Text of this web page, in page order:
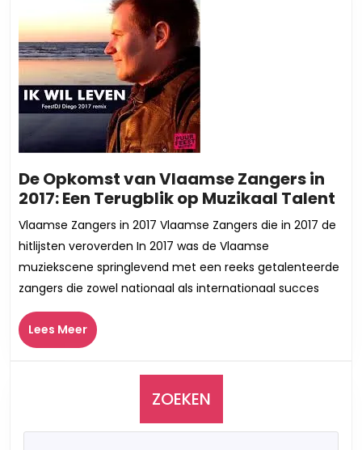
De Opkomst van Vlaamse Zangers in
2017: Een Terugblik op Muzikaal Talent
Vlaamse Zangers in 2017 Vlaamse Zangers die in 2017 de
hitlijsten veroverden In 2017 was de Vlaamse
muziekscene springlevend met een reeks getalenteerde
zangers die zowel nationaal als internationaal succes
Lees MeerLees
Meer
ZOEKEN